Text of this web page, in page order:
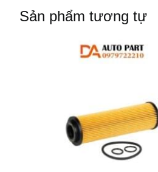
Sản phẩm tương tự